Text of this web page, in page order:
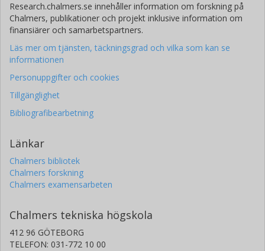
Research.chalmers.se innehåller information om forskning på
Chalmers, publikationer och projekt inklusive information om
finansiärer och samarbetspartners.
Läs mer om tjänsten, täckningsgrad och vilka som kan se
informationen
Personuppgifter och cookies
Tillgänglighet
Bibliografibearbetning
Länkar
Chalmers bibliotek
Chalmers forskning
Chalmers examensarbeten
Chalmers tekniska högskola
412 96 GÖTEBORG
TELEFON: 031-772 10 00